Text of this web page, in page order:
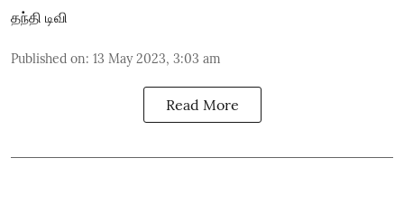
தந்தி டிவி
Published on: 13 May 2023, 3:03 am
Read More